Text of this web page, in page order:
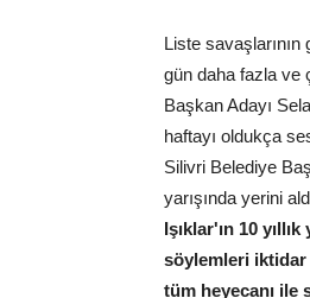
Liste
gün daha fazla ve
Başkan Adayı
haftayı oldukça
Silivri Belediye
yarışında yerini
Işıklar'ın 10
söylemleri iktidar
tüm heyecanı ile